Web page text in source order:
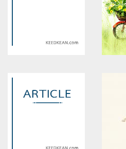
assumed 'article_topic' (this
will throw an Error in a future
/home/keedkean/domains/
will
/home/